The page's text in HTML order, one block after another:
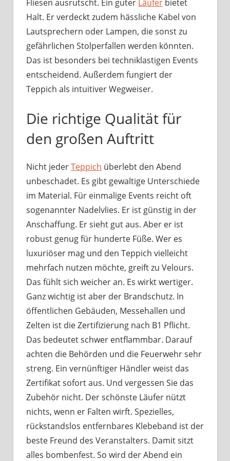
Fliesen ausrutscht. Ein guter Läufer bietet
Halt. Er verdeckt zudem hässliche Kabel von
Lautsprechern oder Lampen, die sonst zu
gefährlichen Stolperfallen werden könnten.
Das ist besonders bei techniklastigen Events
entscheidend. Außerdem fungiert der
Teppich als intuitiver Wegweiser.
Die richtige Qualität für
den großen Auftritt
Nicht jederTeppich überlebt den Abend
unbeschadet. Es gibt gewaltige Unterschiede
im Material. Für einmalige Events reicht oft
sogenannter Nadelvlies. Er ist günstig in der
Anschaffung. Er sieht gut aus. Aber er ist
robust genug für hunderte Füße. Wer es
luxuriöser mag und den Teppich vielleicht
mehrfach nutzen möchte, greift zu Velours.
Das fühlt sich weicher an. Es wirkt wertiger.
Ganz wichtig ist aber der Brandschutz. In
öffentlichen Gebäuden, Messehallen und
Zelten ist die Zertifizierung nach B1 Pflicht.
Das bedeutet schwer entflammbar. Darauf
achten die Behörden und die Feuerwehr sehr
streng. Ein vernünftiger Händler weist das
Zertifikat sofort aus. Und vergessen Sie das
Zubehör nicht. Der schönste Läufer nützt
nichts, wenn er Falten wirft. Spezielles,
rückstandslos entfernbares Klebeband ist der
beste Freund des Veranstalters. Damit sitzt
alles bombenfest. So wird der Abend ein